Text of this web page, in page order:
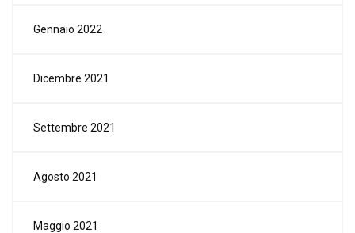
Gennaio 2022
Dicembre 2021
Settembre 2021
Agosto 2021
Maggio 2021